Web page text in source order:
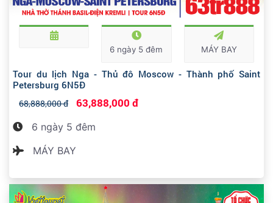
6 ngày 5 đêm MÁY BAY
Tour du lịch Nga - Thủ đô Moscow - Thành phố Saint
Petersburg 6N5Đ
68,888,000 đ 63,888,000 đ
6 ngày 5 đêm
MÁY BAY